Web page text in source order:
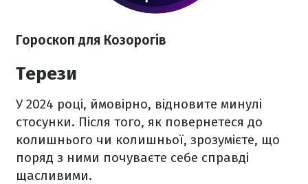
Гороскоп для Козорогів
Терези
У 2024 році, ймовірно, відновите минулі
стосунки. Після того, як повернетеся до
колишнього чи колишньої, зрозумієте, що
поряд з ними почуваєте себе справді
щасливими.